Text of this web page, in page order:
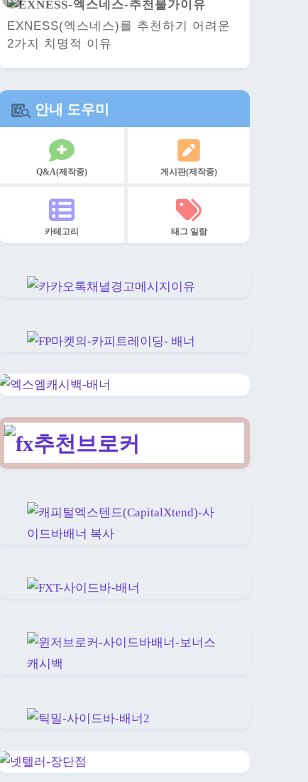
EXNESS(엑스네스)를 추천하기 어려운
2가지 치명적 이유
안내 도우미
Q&A(제작중) 게시판(제작중)
카테고리 태그 일람